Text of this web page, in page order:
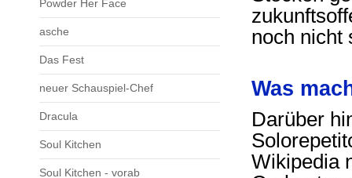
Powder Her Face
asche
Das Fest
neuer Schauspiel-Chef
Dracula
Soul Kitchen
Soul Kitchen - vorab
noch nicht
Was
Darüber
Wikipedia